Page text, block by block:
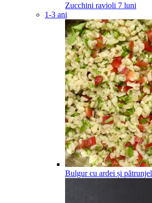
Zucchini ravioli 7 luni
1-3 ani
Bulgur cu ardei și pătrunjel